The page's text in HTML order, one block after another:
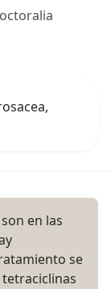
en las
se
tetraciclinas